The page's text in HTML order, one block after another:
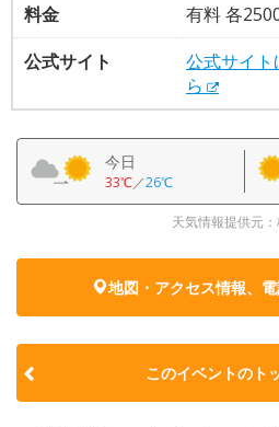
料金
有料 各
公式サイト
公式サイト
ら
今日
33℃／26℃
天気情報提供元
地図・アクセス情報、
このイベントのト